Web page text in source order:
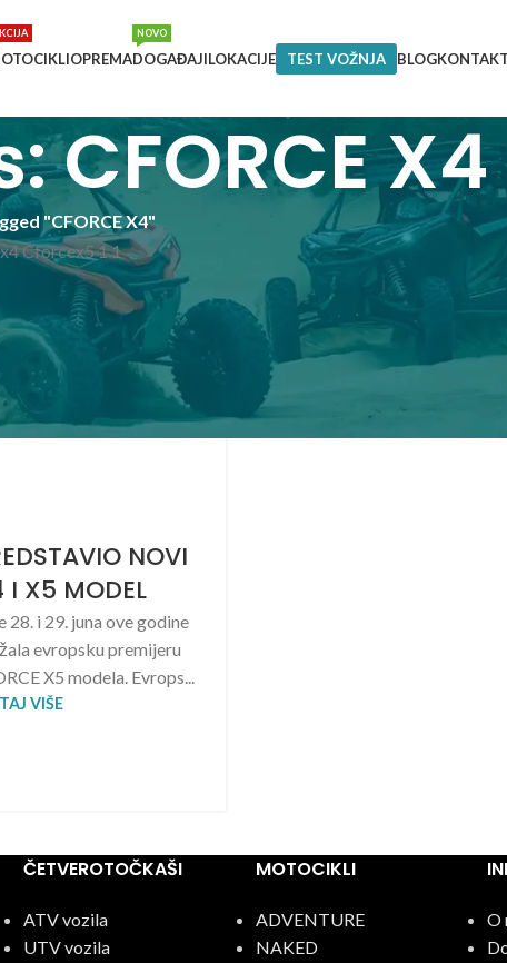
OPREMADOGAĐAJI
NOVO
LOKACIJE TEST VOŽNJA BLOGKONTAKT
CFORCE X4
"CFORCE X4"
NOVI
I X5 MODEL
i 29. juna ove godine
evropsku premijeru
X5 modela. Evrops...
VIŠE
ČETVEROTOČKAŠI
ATV vozila
UTV vozila
MOTOCIKLI
ADVENTURE
NAKED
O